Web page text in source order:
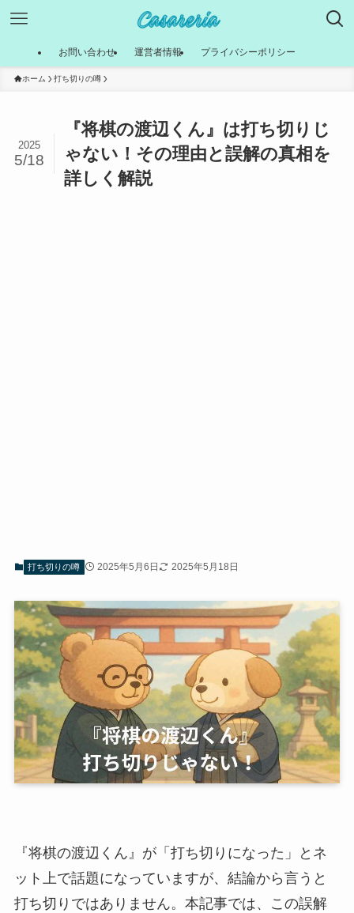
お問い合わせ 運営者情報 プライバシーポリシー
ホーム 打ち切りの噂
『将棋の渡辺くん』は打ち切りじ
ゃない！その理由と誤解の真相を
詳しく解説
2025
5/18
打ち切りの噂 2025年5月6日 2025年5月18日
『将棋の渡辺くん』が「打ち切りになった」とネ
ット上で話題になっていますが、結論から言うと
打ち切りではありません。本記事では、この誤解